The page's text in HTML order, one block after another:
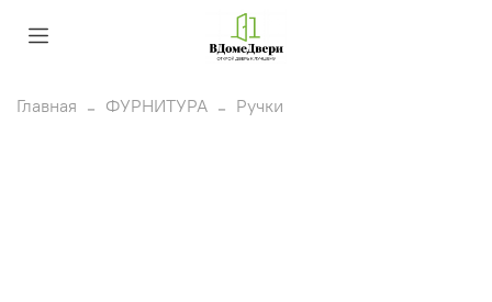
Главная ФУРНИТУРА Ручки